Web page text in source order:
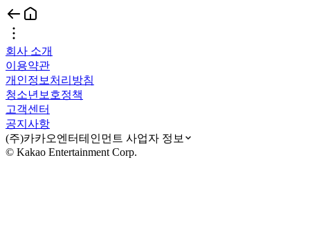
회사 소개
이용약관
개인정보처리방침
청소년보호정책
고객센터
공지사항
(주)카카오엔터테인먼트 사업자 정보
© Kakao Entertainment Corp.